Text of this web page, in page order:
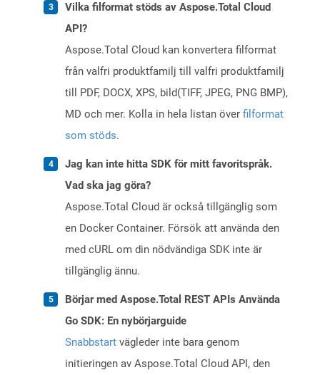
Vilka filformat stöds av Aspose.Total Cloud
API?
Aspose.Total Cloud kan konvertera filformat
från valfri produktfamilj till valfri produktfamilj
till PDF, DOCX, XPS, bild(TIFF, JPEG, PNG BMP),
MD och mer. Kolla in hela listan över filformat
som stöds.
Jag kan inte hitta SDK för mitt favoritspråk.
Vad ska jag göra?
Aspose.Total Cloud är också tillgänglig som
en Docker Container. Försök att använda den
med cURL om din nödvändiga SDK inte är
tillgänglig ännu.
Börjar med Aspose.Total REST APIs Använda
Go SDK: En nybörjarguide
Snabbstart vägleder inte bara genom
initieringen av Aspose.Total Cloud API, den